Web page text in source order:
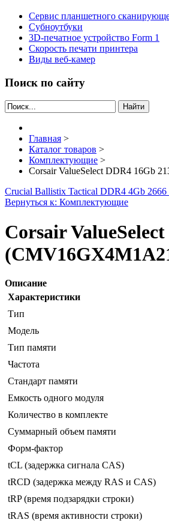
Сервис планшетного
Субноутбуки
3D-печатное устройство Form 1
Скорость печати принтера
Виды веб-камер
Поиск по сайту
Найти
Главная >
Каталог товаров >
Комплектующие >
Corsair ValueSelect DDR4 16Gb
Crucial Ballistix Tactical DDR4 4Gb
Вернуться к: Комплектующие
Corsair
Описание
Характеристики
Тип
Модель
Тип памяти
Частота
Стандарт памяти
Емкость одного модуля
Количество в комплекте
Суммарный объем памяти
Форм-фактор
tCL (задержка сигнала CAS)
tRCD (задержка между RAS и CAS)
tRP (время подзарядки строки)
tRAS (время активности строки)